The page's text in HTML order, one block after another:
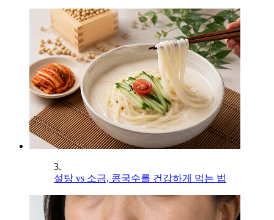
3.
설탕 vs 소금, 콩국수를 건강하게 먹는 법